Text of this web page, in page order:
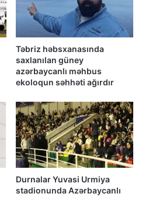
Təbriz həbsxanasında
saxlanılan güney
azərbaycanlı məhbus
ekoloqun səhhəti ağırdır
Durnalar Yuvasi Urmiya
stadionunda Azərbaycanlı